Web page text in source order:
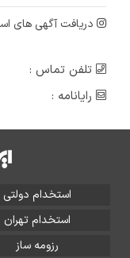
دریافت آگهی های
تلفن تماس :
رایانامه :
استخدام دولتی
استخدام تهران
رزومه ساز